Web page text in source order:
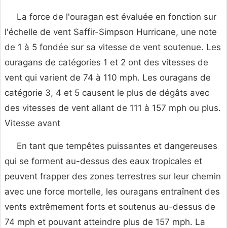
La force de l'ouragan est évaluée en fonction sur
l'échelle de vent Saffir-Simpson Hurricane, une note
de 1 à 5 fondée sur sa vitesse de vent soutenue. Les
ouragans de catégories 1 et 2 ont des vitesses de
vent qui varient de 74 à 110 mph. Les ouragans de
catégorie 3, 4 et 5 causent le plus de dégâts avec
des vitesses de vent allant de 111 à 157 mph ou plus.
Vitesse avant
En tant que tempêtes puissantes et dangereuses
qui se forment au-dessus des eaux tropicales et
peuvent frapper des zones terrestres sur leur chemin
avec une force mortelle, les ouragans entraînent des
vents extrêmement forts et soutenus au-dessus de
74 mph et pouvant atteindre plus de 157 mph. La